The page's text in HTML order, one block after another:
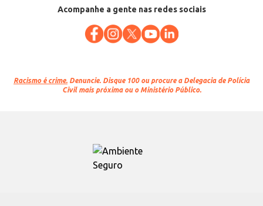
Acompanhe a gente nas redes sociais
Racismo é crime. Denuncie. Disque 100 ou procure a Delegacia de Polícia
Civil mais próxima ou o Ministério Público.